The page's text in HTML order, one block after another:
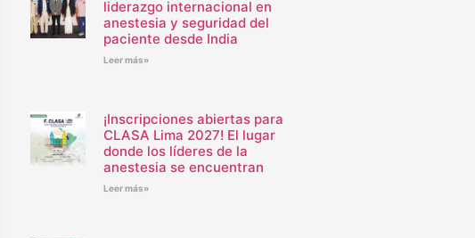
liderazgo internacional en
anestesia y seguridad del
paciente desde India
Leer más»
¡Inscripciones abiertas para
CLASA Lima 2027! El lugar
donde los líderes de la
anestesia se encuentran
Leer más»